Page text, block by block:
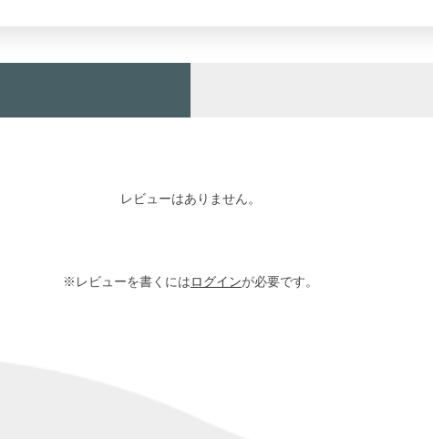
レビューはありません。
※レビューを書くにはログインが必要です。